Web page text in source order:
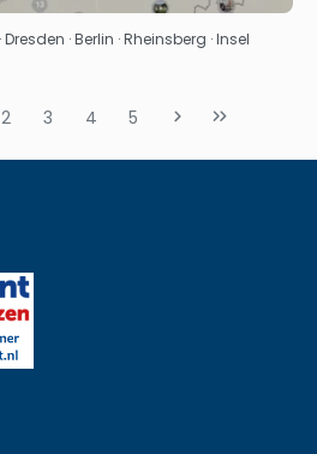
Sehen· Berlin · Rheinsberg · Insel
2 3 4 5